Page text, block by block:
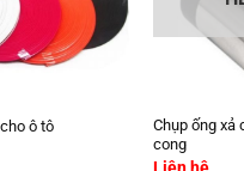
ô tô
Chụp ống xả
cong